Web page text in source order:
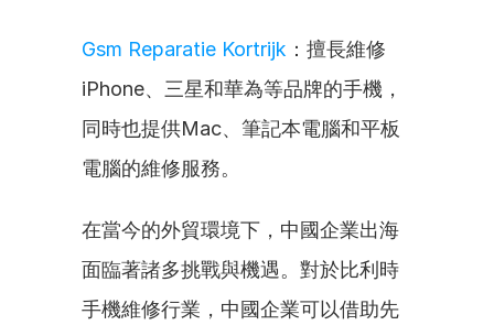
Gsm Reparatie Kortrijk ：擅長維修
iPhone、三星和華為等品牌的手機，
同時也提供Mac、筆記本電腦和平板
電腦的維修服務。
在當今的外貿環境下，中國企業出海
面臨著諸多挑戰與機遇。對於比利時
手機維修行業，中國企業可以借助先